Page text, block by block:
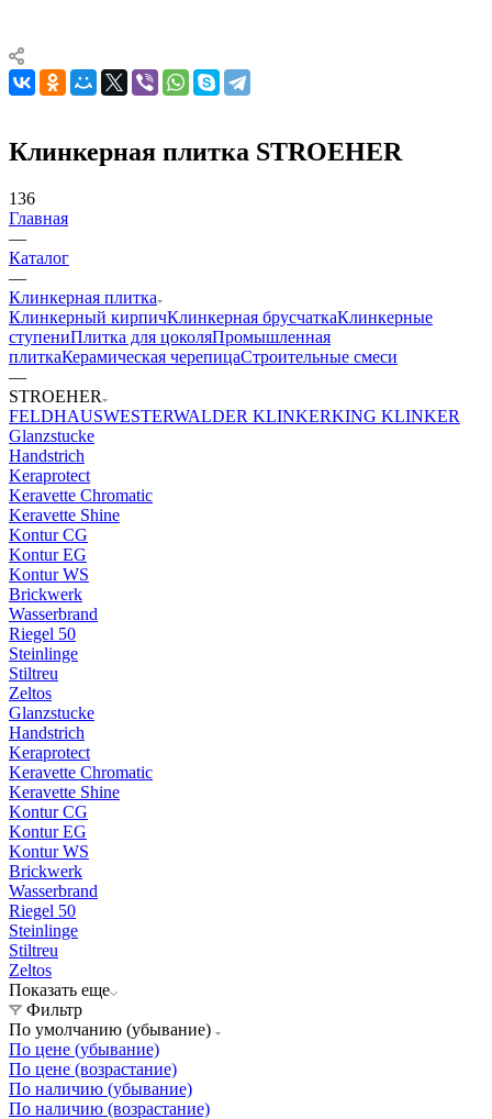
Клинкерная плитка STROEHER
136
Главная
—
Каталог
—
Клинкерная плитка
Клинкерный кирпичКлинкерная брусчаткаКлинкерные
ступениПлитка для цоколяПромышленная
плиткаКерамическая черепицаСтроительные смеси
—
STROEHER
FELDHAUSWESTERWALDER KLINKERKING KLINKER
Glanzstucke
Handstrich
Keraprotect
Keravette Chromatic
Keravette Shine
Kontur CG
Kontur EG
Kontur WS
Brickwerk
Wasserbrand
Riegel 50
Steinlinge
Stiltreu
Zeltos
Glanzstucke
Handstrich
Keraprotect
Keravette Chromatic
Keravette Shine
Kontur CG
Kontur EG
Kontur WS
Brickwerk
Wasserbrand
Riegel 50
Steinlinge
Stiltreu
Zeltos
Показать еще
Фильтр
По умолчанию (убывание)
По цене (убывание)
По цене (возрастание)
По наличию (убывание)
По наличию (возрастание)